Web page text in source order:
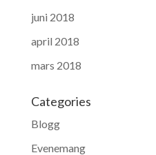
juni 2018
april 2018
mars 2018
Categories
Blogg
Evenemang